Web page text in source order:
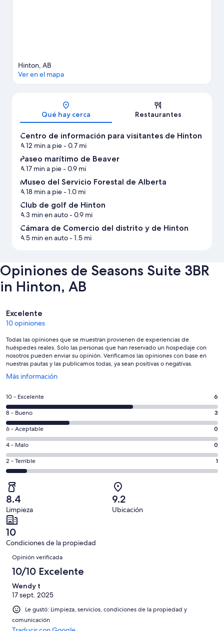
Sección del mapa
Hinton, AB
Ver en el mapa
Qué hay cerca Restaurantes
Centro de información para visitantes de Hinton
A 12 min a pie- 0.7 mi
Paseo marítimo de Beaver
A 17 min a pie- 0.9 mi
Museo del Servicio Forestal de Alberta
A 18 min a pie- 1.0 mi
Club de golf de Hinton
A 3 min en auto- 0.9 mi
Cámara de Comercio del distrito y de Hinton
A 5 min en auto- 1.5 mi
Opiniones de Seasons Suite 3BR
in Hinton, AB
Opiniones
Excelente
10 opiniones
Todas las opiniones que se muestran provienen de experiencias de
huéspedes reales. Solo las personas que han reservado un hospedaje con
nosotros pueden enviar su opinión. Verificamos las opiniones con base en
nuestras pautas y las publicamos todas, ya sean positivas o negativas.
Más información
Se
en
una
nueva
ventana
Puntuación
de
10,
es
decir,
Excelente.
Basada
en
6
de
10
opiniones
10 - Excelente 6
Puntuación
de
8,
es
decir,
Bueno.
en
3
de
10
opiniones
8 - Bueno 3
Puntuación
de
6,
es
decir,
Aceptable.
Basada
en
0
de
10
opiniones
6 - Aceptable 0
Puntuación
de
4,
decir,
Malo.
Basada
en
0
de
opiniones
4 - Malo 0
Puntuación
de
2,
es
decir,
Terrible.
Basada
en
1
de
10
opiniones
2 - Terrible 1
8.4
Limpieza
9.2
Ubicación
10
Condiciones de la propiedad
Opiniones
Opinión verificada
10/10 Excelente
Wendy t
17 sept. 2025
Le gustó: Limpieza, servicios, condiciones de la propiedad y
comunicación